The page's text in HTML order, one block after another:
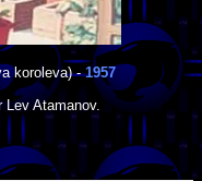
koroleva) -1957
Lev Atamanov.